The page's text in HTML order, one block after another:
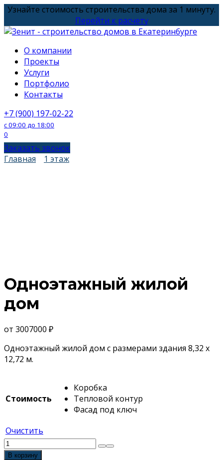
Перейти
содержанию
Узнайте стоимость строительства дома за 1 минуту.
Перейти к расчету
О компании
Проекты
Услуги
Портфолио
Контакты
+7 (900) 197-02-22
с 09:00 до 18:00
0
Заказать звонок
Главная
1 этаж
Одноэтажный жилой
дом
от 3007000 ₽
Одноэтажный жилой дом с размерами здания 8,32 х
12,72 м.
Стоимость
Коробка
Тепловой контур
Фасад под ключ
Очистить
Количество
товара
В корзину